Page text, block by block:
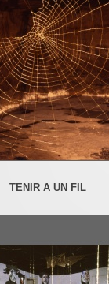
TENIR A UN FIL